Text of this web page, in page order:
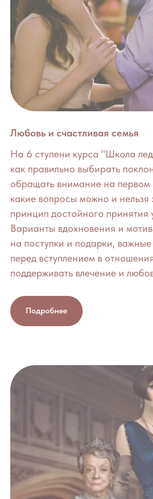
Любовь и счастливая семья
На 6 ступени курса "Школа
как правильно выбирать
обращать внимание на первом
какие вопросы можно и нельзя
принцип достойного принятия
Варианты вдохновения и
на поступки и подарки,
перед вступлением в
поддерживать влечение и
Подробнее